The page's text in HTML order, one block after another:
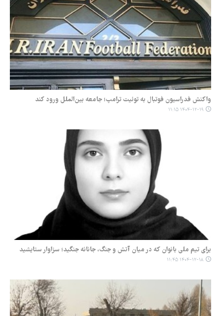
واکنش فدراسیون فوتبال به توئیت ترامپ؛ جامعه بین‌الملل ورود کند
۱۴۰۴-۱۲-۱۹ ۱۱:۱۵
برای تیم ملی بانوان که در میان آتش و جنگ، جانانه جنگید؛ سزاوار ستایشید
۱۴۰۴-۱۲-۱۸ ۱۱:۴۵